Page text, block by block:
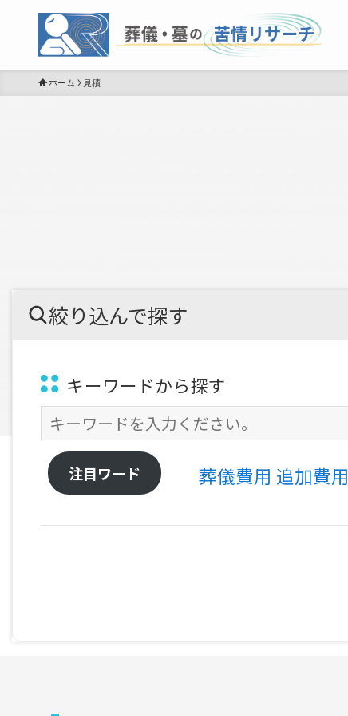
ホーム 見積
絞り込んで探す
キーワードから探す
注目ワード 葬儀費用 追加費用